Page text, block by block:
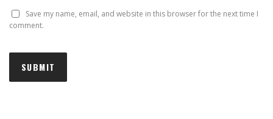
Save my name, email, and website in this browser for the next time I
comment.